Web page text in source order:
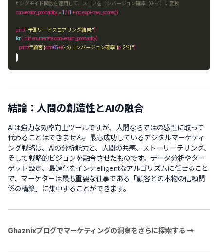
# シグモイド関数を適用して、スコアをコンバージョン確率（0～1）に変換
conversion_probability =1 / (1 + npexp(-
print("予測リードスコアリング結果:"
for i, p in
    print(
f"顧客 {chr(65+i)} のコンバージョン確率: {p:.2%}"
結論：人間の創造性とAIの融合
AIは強力な効率向上ツールですが、人間ならではの感性に取って
代わることはできません。最も成功しているデジタルマーケティ
ング戦略は、AIの分析能力と、人間の共感、ストーリーテリング、
そして戦略的ビジョンを融合させたものです。データ分析やター
ゲット設定、最適化をインテelligentなアルゴリズムに任せること
で、マーケターは最も重要な仕事である「顧客との本物の信頼関
係の構築」に集中することができます。
Ghaznixブログでマーケティングの洞察をさらに探索する →